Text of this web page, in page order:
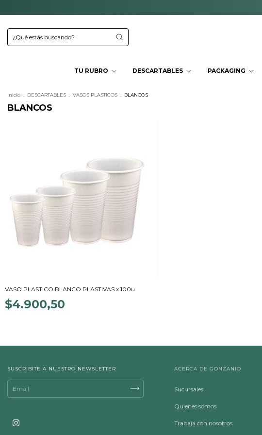
TU RUBRO DESCARTABLES PACKAGING
Inicio . DESCARTABLES . VASOS PLASTICOS . BLANCOS
BLANCOS
VASO PLASTICO BLANCO PLASTIVAS x 100u
$4.900,50
SUSCRIBITE A NUESTRO NEWSLETTER ACERCA DE GONZANIO
Sucursales
Quienes somos
Trabajá con nosotros